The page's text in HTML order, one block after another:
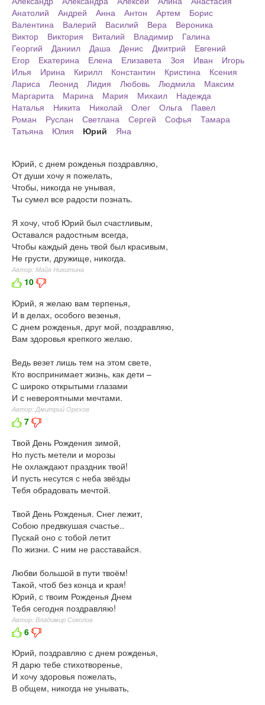
Анатолий
Андрей Анна Антон Артем
Борис
Валентина
Валерий Василий Вера
Вероника
Виктор
Виктория Виталий Владимир
Галина
Георгий
Даниил Даша Денис Дмитрий
Евгений
Егор
Екатерина Елена Елизавета Зоя Иван
Игорь
Илья
Ирина Кирилл Константин Кристина
Ксения
Лариса
Леонид Лидия Любовь Людмила
Максим
Маргарита
Марина Мария Михаил
Надежда
Наталья
Никита Николай Олег Ольга
Павел
Роман
Руслан Светлана Сергей Софья
Тамара
Татьяна
Юлия Юрий Яна
Юрий, с днем рожденья поздравляю,
От души хочу я пожелать,
Чтобы, никогда не унывая,
Ты сумел все радости познать.
Я хочу, чтоб Юрий был счастливым,
Оставался радостным всегда,
Чтобы каждый день твой был красивым,
Не грусти, дружище, никогда.
Автор: Майя Никитина
10
Юрий, я желаю вам терпенья,
И в делах, особого везенья,
С днем рожденья, друг мой, поздравляю,
Вам здоровья крепкого желаю.
Ведь везет лишь тем на этом свете,
Кто воспринимает жизнь, как дети –
С широко открытыми глазами
И с невероятными мечтами.
Автор: Дмитрий Орехов
7
Твой День Рождения зимой,
Но пусть метели и морозы
Не охлаждают праздник твой!
И пусть несутся с неба звёзды
Тебя обрадовать мечтой.
Твой День Рожденья. Снег лежит,
Собою предвкушая счастье..
Пускай оно с тобой летит
По жизни. С ним не расставайся.
Любви большой в пути твоём!
Такой, чтоб без конца и края!
Юрий, с твоим Рожденья Днем
Тебя сегодня поздравляю!
Автор: Владимир Соколов
6
Юрий, поздравляю с днем рожденья,
Я дарю тебе стихотворенье,
И хочу здоровья пожелать,
В общем, никогда не унывать,